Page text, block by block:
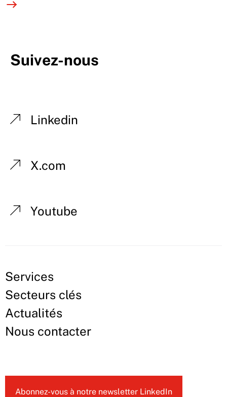
Suivez-nous
Linkedin
X.com
Youtube
Services
Secteurs clés
Actualités
Nous contacter
Abonnez-vous à notre newsletter LinkedIn